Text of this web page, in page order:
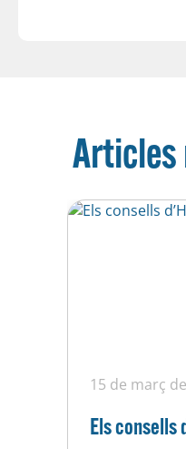
15 de març
Els consells